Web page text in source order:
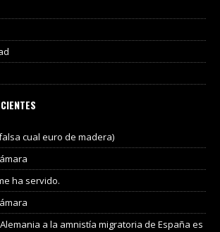
cual euro de madera)
ha servido.
a la amnistía migratoria de España es